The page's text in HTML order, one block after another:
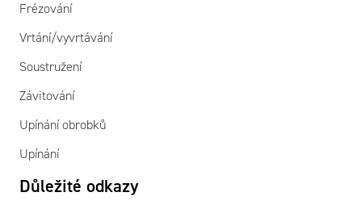
Frézování
Vrtání/vyvrtávání
Soustružení
Závitování
Upínání obrobků
Upínání
Důležité odkazy